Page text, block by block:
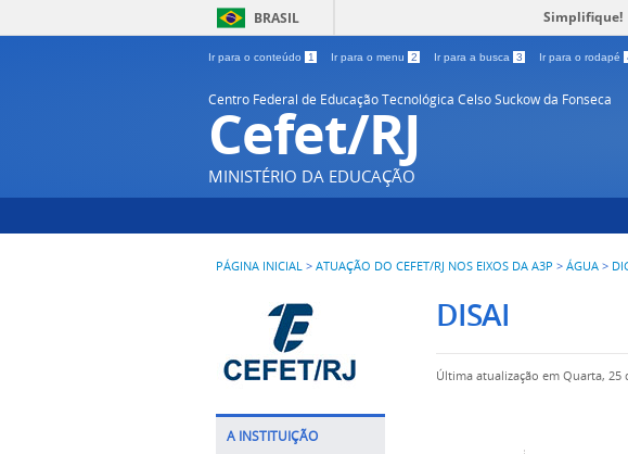
BRASIL Simplifique!
Ir para o conteúdo 1 Ir para o menu 2 Ir para a busca 3 Ir para o rodapé
Centro Federal de Educação Tecnológica Celso Suckow da Fonseca
Cefet/RJ
MINISTÉRIO DA EDUCAÇÃO
PÁGINA INICIAL > ATUAÇÃO DO CEFET/RJ NOS EIXOS DA A3P > ÁGUA >
A INSTITUIÇÃO
DISAI
Última atualização em Quarta, 25